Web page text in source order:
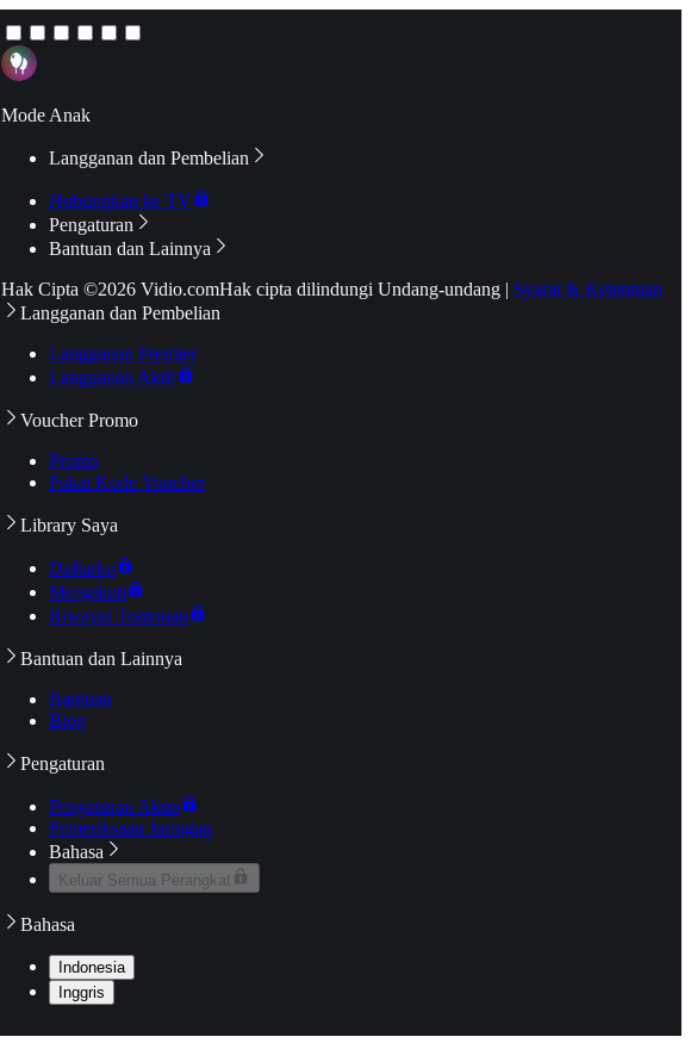
Mode Anak
Langganan dan Pembelian
Hubungkan ke TV
Pengaturan
Bantuan dan Lainnya
Hak Cipta ©2026 Vidio.comHak cipta dilindungi Undang-undang | Syarat & Ketentuan
Langganan dan Pembelian
Langganan Premier
Langganan Aktif
Voucher Promo
Promo
Pakai Kode Voucher
Library Saya
Daftarku
Mengikuti
Riwayat Tontonan
Bantuan dan Lainnya
Bantuan
Blog
Pengaturan
Pengaturan Akun
Pemeriksaan Jaringan
Bahasa
Keluar Semua Perangkat
Bahasa
Indonesia
Inggris